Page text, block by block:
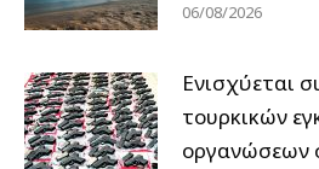
06/08/2026
Ενισχύεται
τουρκικών
οργανώσεων